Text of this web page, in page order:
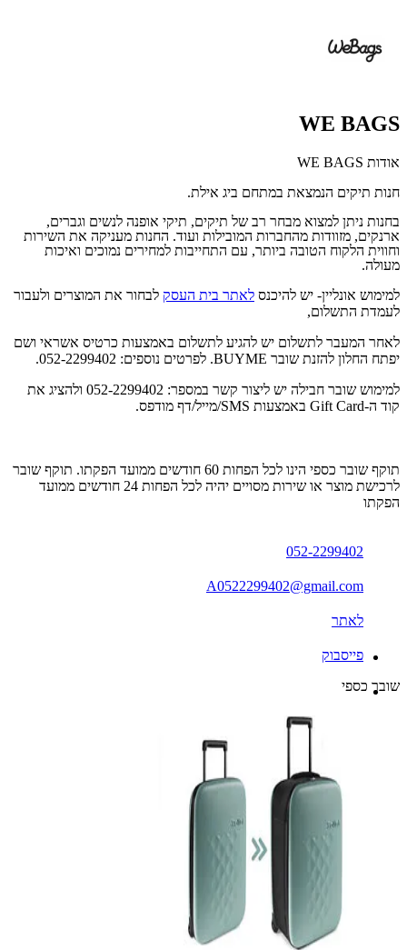
WE BAGS
אודות WE BAGS
חנות תיקים הנמצאת במתחם ביג אילת.
בחנות ניתן למצוא מבחר רב של תיקים, תיקי אופנה לנשים וגברים,
ארנקים, מזוודות מהחברות המובילות ועוד. החנות מעניקה את השירות
וחווית הלקוח הטובה ביותר, עם התחייבות למחירים נמוכים ואיכות
מעולה.
למימוש אונליין- יש להיכנס לאתר בית העסק לבחור את המוצרים ולעבור
לעמדת התשלום,
לאחר המעבר לתשלום יש להגיע לתשלום באמצעות כרטיס אשראי ושם
יפתח החלון להזנת שובר BUYME. לפרטים נוספים: 052-2299402.
למימוש שובר חבילה יש ליצור קשר במספר: 052-2299402 ולהציג את
קוד ה-Gift Card באמצעות SMS/מייל/דף מודפס.
תוקף שובר כספי הינו לכל הפחות 60 חודשים ממועד הפקתו. תוקף שובר
לרכישת מוצר או שירות מסויים יהיה לכל הפחות 24 חודשים ממועד
הפקתו
052-2299402
A0522299402@gmail.com
לאתר
פייסבוק
שובר כספי